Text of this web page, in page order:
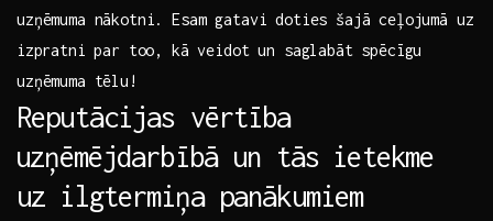
uzņēmuma nākotni. Esam gatavi doties šajā ceļojumā uz
⁢izpratni par too, kā veidot un saglabāt spēcīgu
uzņēmuma tēlu!
Reputācijas vērtība
⁤uzņēmējdarbībā un tās ⁣ietekme
uz ilgtermiņa panākumiem